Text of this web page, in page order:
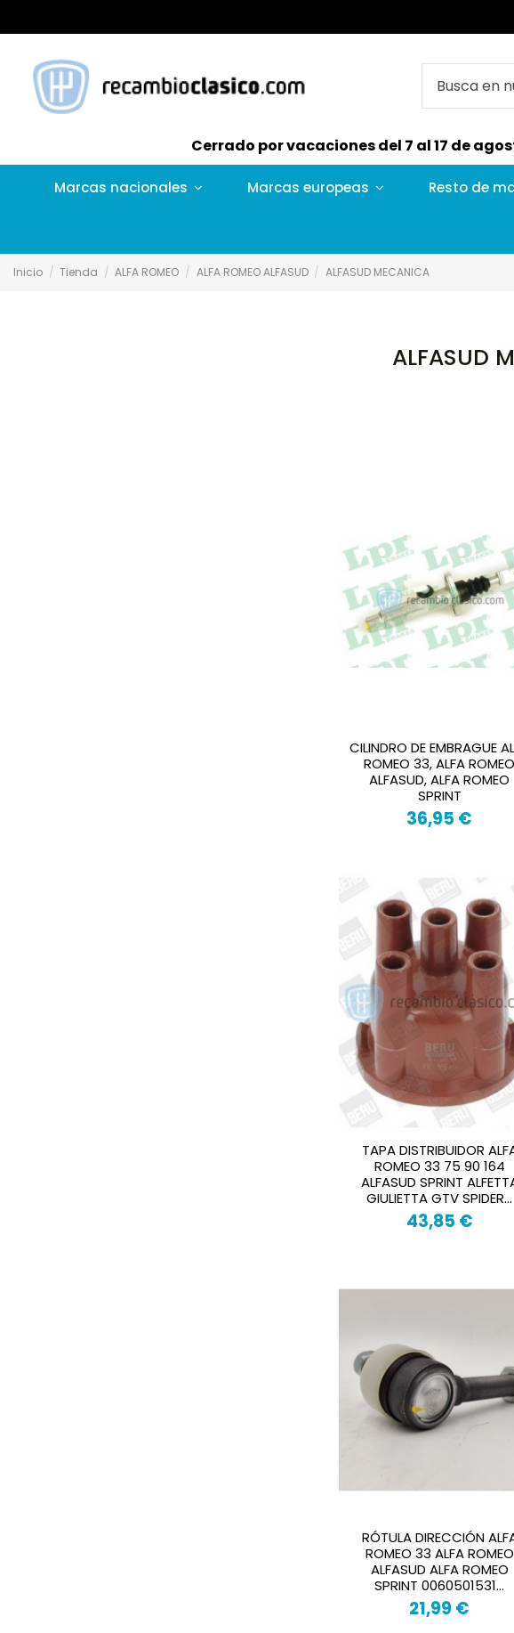
Cerrado por vacaciones del 7 al 17 de
Marcas nacionales Marcas europeas Resto de
Inicio Tienda ALFA ROMEO ALFA ROMEO ALFASUD ALFASUD MECANICA
ALFASUD
CILINDRO DE EMBRAGUE
ROMEO 33, ALFA ROMEO
ALFASUD, ALFA ROMEO
SPRINT
36,95 €
TAPA DISTRIBUIDOR
ROMEO 33 75 90 164
ALFASUD SPRINT
GIULIETTA GTV SPIDER...
43,85 €
RÓTULA DIRECCIÓN
ROMEO 33 ALFA ROMEO
ALFASUD ALFA ROMEO
SPRINT 0060501531...
21,99 €